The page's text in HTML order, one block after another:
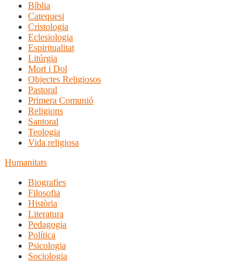
Bíblia
Catequesi
Cristologia
Eclesiologia
Espiritualitat
Litúrgia
Mort i Dol
Objectes Religiosos
Pastoral
Primera Comunió
Religions
Santoral
Teologia
Vida religiosa
Humanitats
Biografies
Filosofia
Història
Literatura
Pedagogia
Política
Psicologia
Sociologia